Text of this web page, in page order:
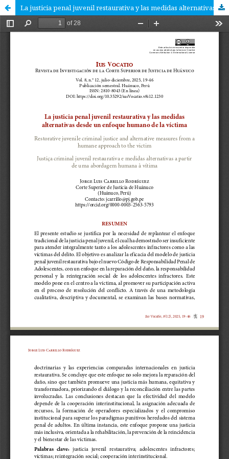
La justicia penal juvenil restaurativa y las medidas alternativas desde un enfoque humano de la víctima